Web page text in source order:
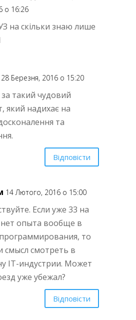
о 16:26
на скільки знаю лише
28 Березня, 2016 о 15:20
такий чудовий
який надихає на
та
Відповісти
14 Лютого, 2016 о 15:00
Если уже 33 на
нет опыта вообще в
то
смысл смотреть в
IT-индустрии. Может
уже убежал?
Відповісти